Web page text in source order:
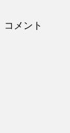
コメント